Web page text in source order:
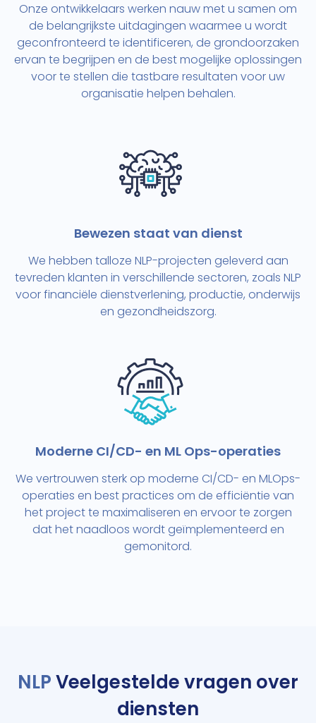
Onze ontwikkelaars werken nauw met u samen om
de belangrijkste uitdagingen waarmee u wordt
geconfronteerd te identificeren, de grondoorzaken
ervan te begrijpen en de best mogelijke oplossingen
voor te stellen die tastbare resultaten voor uw
organisatie helpen behalen.
Bewezen staat van dienst
We hebben talloze NLP-projecten geleverd aan
tevreden klanten in verschillende sectoren, zoals NLP
voor financiële dienstverlening, productie, onderwijs
en gezondheidszorg.
Moderne CI/CD- en ML Ops-operaties
We vertrouwen sterk op moderne CI/CD- en MLOps-
operaties en best practices om de efficiëntie van
het project te maximaliseren en ervoor te zorgen
dat het naadloos wordt geïmplementeerd en
gemonitord.
NLPVeelgestelde vragen over
diensten